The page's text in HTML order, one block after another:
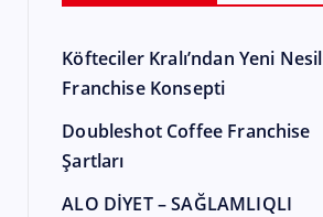
Köfteciler Kralı’ndan Yeni Nesil
Franchise Konsepti
Doubleshot Coffee Franchise
Şartları
ALO DİYET – SAĞLAMLIQLI